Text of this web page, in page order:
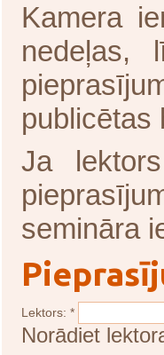
Kamera
publicētas
Ja
semināra
Lektors: *
Norādiet